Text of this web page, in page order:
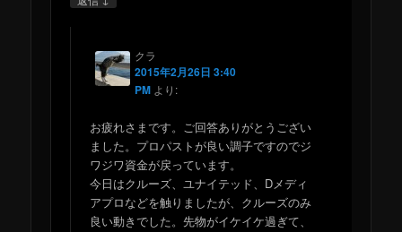
クラ
2015年2月26日 3:40
PM より:
お疲れさまです。ご回答ありがとうござい
ました。プロパストが良い調子ですのでジ
ワジワ資金が戻っています。
今日はクルーズ、ユナイテッド、Dメディ
アプロなどを触りましたが、クルーズのみ
良い動きでした。先物がイケイケ過ぎて、